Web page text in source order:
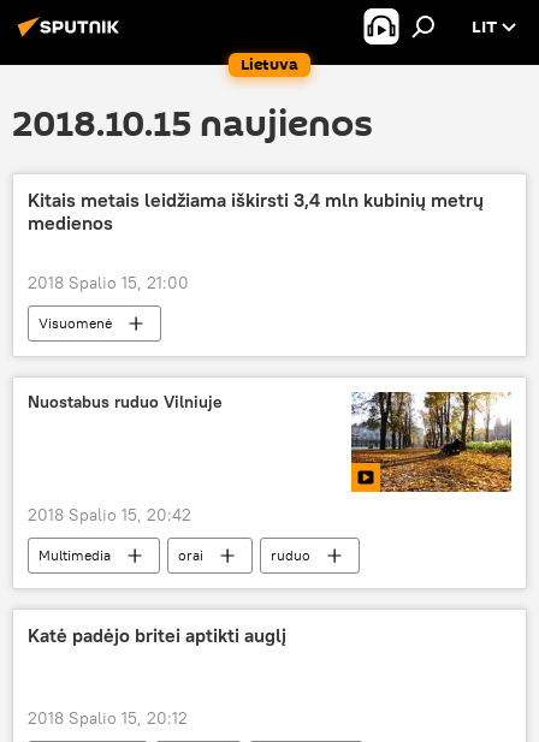
Lietuva
LIT
2018.10.15 naujienos
Kitais metais leidžiama iškirsti 3,4 mln kubinių metrų
medienos
2018 Spalio 15, 21:00
Visuomenė
Nuostabus ruduo Vilniuje
2018 Spalio 15, 20:42
Multimedia orai ruduo
Katė padėjo britei aptikti auglį
2018 Spalio 15, 20:12